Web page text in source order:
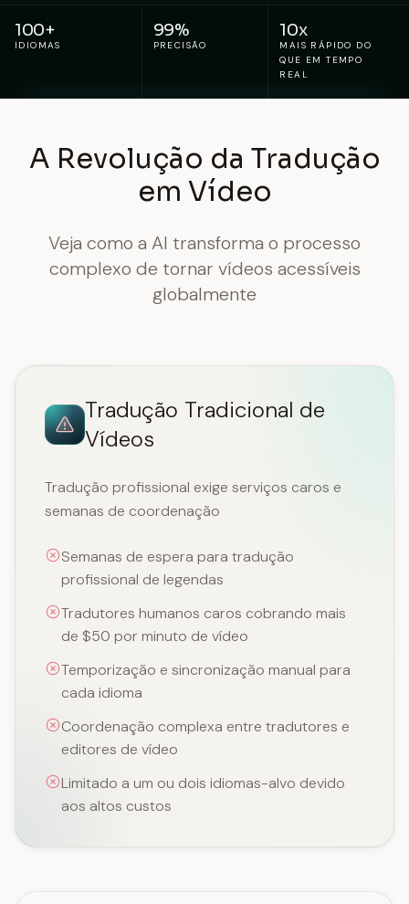
100+
IDIOMAS
99%
PRECISÃO
10x
MAIS RÁPIDO DO
QUE EM TEMPO
REAL
A Revolução da Tradução
em Vídeo
Veja como a AI transforma o processo
complexo de tornar vídeos acessíveis
globalmente
Tradução Tradicional de
Vídeos
Tradução profissional exige serviços caros e
semanas de coordenação
Semanas de espera para tradução
profissional de legendas
Tradutores humanos caros cobrando mais
de $50 por minuto de vídeo
Temporização e sincronização manual para
cada idioma
Coordenação complexa entre tradutores e
editores de vídeo
Limitado a um ou dois idiomas-alvo devido
aos altos custos